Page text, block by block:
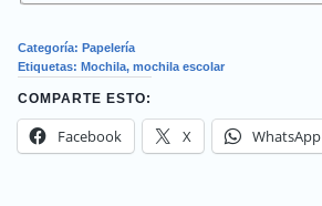
Categoría: Papelería
Etiquetas: Mochila, mochila escolar
COMPARTE ESTO:
Facebook X WhatsApp